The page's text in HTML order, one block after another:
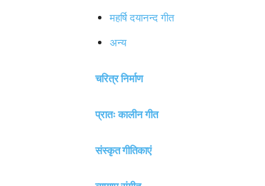
महर्षि दयानन्द गीत
अन्य
चरित्र निर्माण
प्रातः कालीन गीत
संस्कृत गीतिकाएं